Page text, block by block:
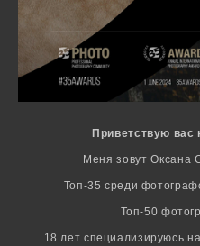
Приветствую вас
Меня зовут Оксана
Топ-35 среди
Топ-50
18 лет специализируюсь